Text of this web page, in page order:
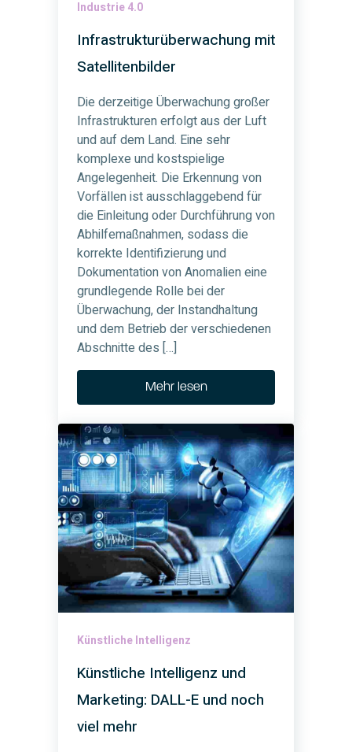
Industrie 4.0
Infrastrukturüberwachung mit
Satellitenbilder
Die derzeitige Überwachung großer
Infrastrukturen erfolgt aus der Luft
und auf dem Land. Eine sehr
komplexe und kostspielige
Angelegenheit. Die Erkennung von
Vorfällen ist ausschlaggebend für
die Einleitung oder Durchführung von
Abhilfemaßnahmen, sodass die
korrekte Identifizierung und
Dokumentation von Anomalien eine
grundlegende Rolle bei der
Überwachung, der Instandhaltung
und dem Betrieb der verschiedenen
Abschnitte des […]
Mehr lesen
Künstliche Intelligenz
Künstliche Intelligenz und
Marketing: DALL-E und noch
viel mehr